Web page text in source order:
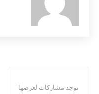
توجد مشاركات لعرضها